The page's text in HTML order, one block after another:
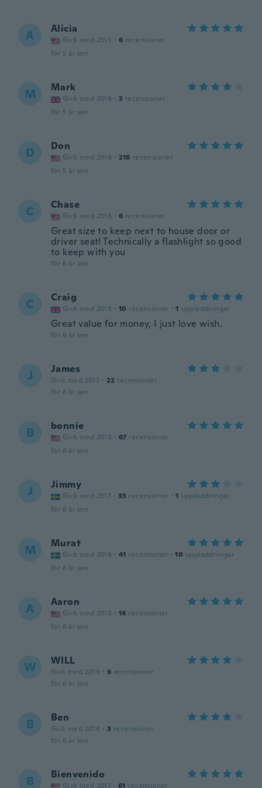
A Alicia
Gick med 2015 · 6 recensioner
för 5 år sen
M Mark
Gick med 2019 · 3 recensioner
för 5 år sen
D Don
Gick med 2018 · 216 recensioner
för 5 år sen
C Chase
Gick med 2018 · 6 recensioner
Great size to keep next to house door or
driver seat! Technically a flashlight so good
to keep with you
för 6 år sen
C Craig
Gick med 2018 · 10 recensioner · 1 uppladdningar
Great value for money, I just love wish.
för 6 år sen
J James
Gick med 2017 · 22 recensioner
för 6 år sen
B bonnie
Gick med 2018 · 67 recensioner
för 6 år sen
J Jimmy
Gick med 2017 · 35 recensioner · 1 uppladdningar
för 6 år sen
M Murat
Gick med 2016 · 41 recensioner · 10 uppladdningar
för 6 år sen
A Aaron
Gick med 2018 · 14 recensioner
för 6 år sen
W WILL
Gick med 2019 · 6 recensioner
för 6 år sen
B Ben
Gick med 2014 · 3 recensioner
för 6 år sen
B Bienvenido
Gick med 2017 · 61 recensioner